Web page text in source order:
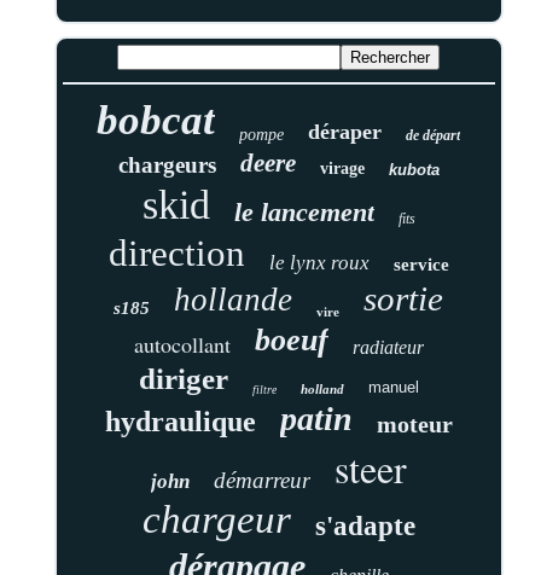
bobcat pompe déraper de départ
chargeurs deere virage kubota
skid le lancement fits
direction le lynx roux service
s185 hollande vire sortie
autocollant boeuf radiateur
diriger filtre holland manuel
hydraulique patin moteur
john démarreur steer
chargeur s'adapte
dérapage